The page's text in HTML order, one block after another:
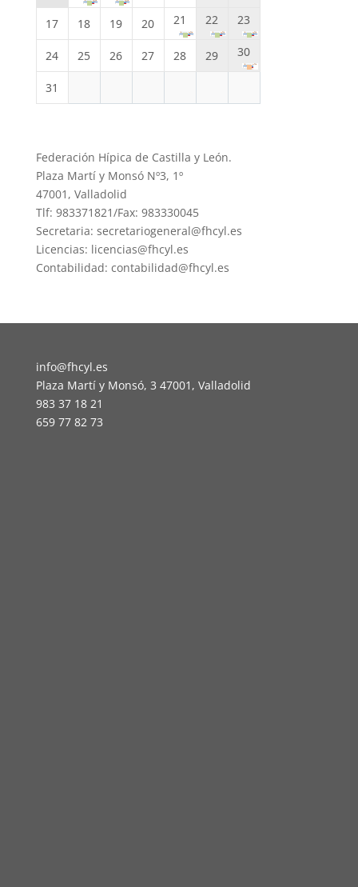
17 18 19 20 21 22 23
24 25 26 27 28 29 30
31
Federación Hípica de Castilla y León.
Plaza Martí y Monsó Nº3, 1º
47001, Valladolid
Tlf: 983371821/Fax: 983330045
Secretaria: secretariogeneral@fhcyl.es
Licencias: licencias@fhcyl.es
Contabilidad: contabilidad@fhcyl.es
info@fhcyl.es
Plaza Martí y Monsó, 3 47001, Valladolid
983 37 18 21
659 77 82 73